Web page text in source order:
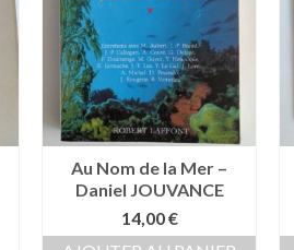
Au Nom de la Mer –
Daniel JOUVANCE
14,00€